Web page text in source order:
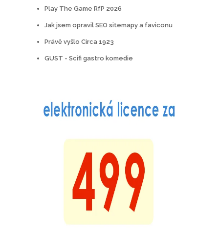
Play The Game RfP 2026
Jak jsem opravil SEO sitemapy a faviconu
Právě vyšlo Circa 1923
GUST - Scifi gastro komedie